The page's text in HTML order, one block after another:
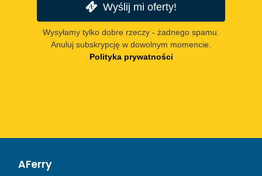
Wyślij mi oferty!
Wysyłamy tylko dobre rzeczy - żadnego spamu.
Anuluj subskrypcję w dowolnym momencie.
Polityka prywatności
AFerry